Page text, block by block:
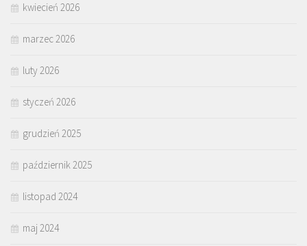
kwiecień 2026
marzec 2026
luty 2026
styczeń 2026
grudzień 2025
październik 2025
listopad 2024
maj 2024